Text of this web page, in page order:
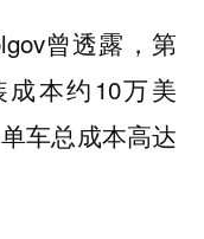
曾透露，第
成本约10万美
车总成本高达